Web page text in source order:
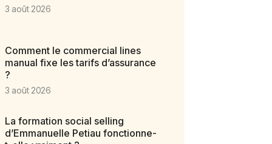
3 août 2026
Comment le commercial lines
manual fixe les tarifs d’assurance
?
3 août 2026
La formation social selling
d’Emmanuelle Petiau fonctionne-